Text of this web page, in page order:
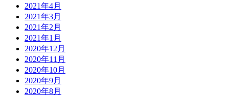
2021年4月
2021年3月
2021年2月
2021年1月
2020年12月
2020年11月
2020年10月
2020年9月
2020年8月